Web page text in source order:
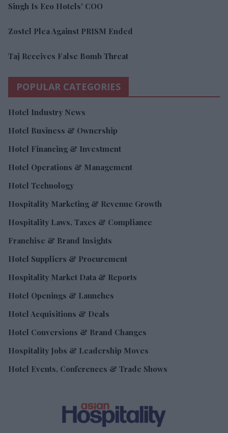
Singh Is Eco Hotels' COO
Zostel Plea Against PRISM Ended
Taj Receives False Bomb Threat
POPULAR CATEGORIES
Hotel Industry News
Hotel Business & Ownership
Hotel Financing & Investment
Hotel Operations & Management
Hotel Technology
Hospitality Marketing & Revenue Growth
Hospitality Laws, Taxes & Compliance
Franchise & Brand Insights
Hotel Suppliers & Procurement
Hospitality Market Data & Reports
Hotel Openings & Launches
Hotel Acquisitions & Deals
Hotel Conversions & Brand Changes
Hospitality Jobs & Leadership Moves
Hotel Events, Conferences & Trade Shows